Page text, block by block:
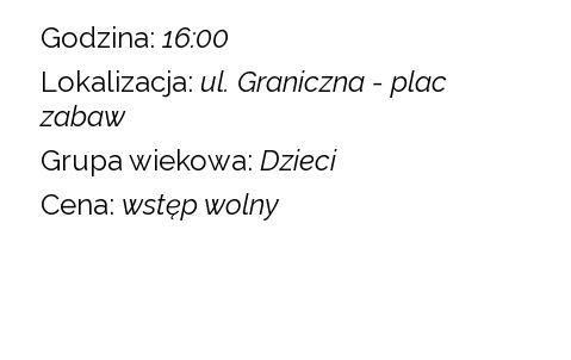
Godzina: 16:00
Lokalizacja: ul. Graniczna - plac
zabaw
Grupa wiekowa: Dzieci
Cena: wstęp wolny